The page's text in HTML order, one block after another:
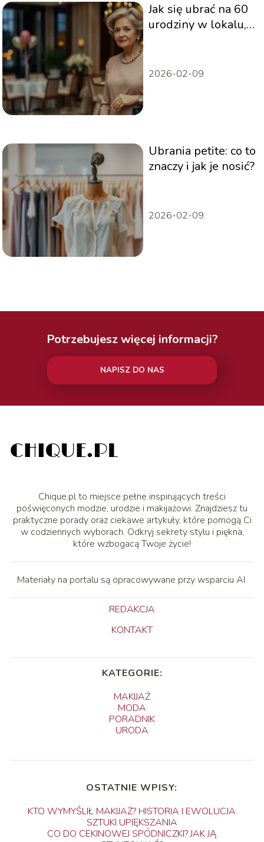
Jak się ubrać na 60
urodziny w lokalu,
2026-02-09
Ubrania petite: co to
znaczy i jak je nosić?
2026-02-09
Potrzebujesz więcej informacji?
NAPISZ DO NAS
Chique.pl to miejsce pełne inspirujących treści
poświęconych modzie, urodzie i makijażowi. Znajdziesz tu
praktyczne porady oraz ciekawe artykuły, które pomogą Ci
w codziennych wyborach. Odkryj sekrety stylu i piękna,
które wzbogacą Twoje życie!
Materiały na portalu są opracowywane przy wsparciu AI.
REDAKCJA
KONTAKT
KATEGORIE:
MAKIJAŻ
MODA
PORADNIK
URODA
OSTATNIE WPISY:
KTO WYMYŚLIŁ MAKIJAŻ? HISTORIA I EWOLUCJA
SZTUKI UPIĘKSZANIA
CO DO CEKINOWEJ SPÓDNICZKI? JAK JĄ